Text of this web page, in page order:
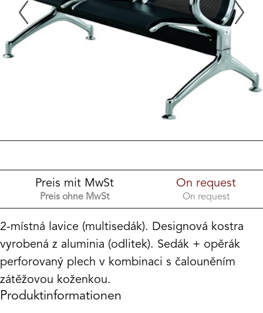
2-místná lavice (multisedák). Designová kostra
vyrobená z aluminia (odlitek). Sedák + opěrák
perforovaný plech v kombinaci s čalouněním
zátěžovou koženkou.
Preis mit MwSt On request
Preis ohne MwSt On request
Produktinformationen